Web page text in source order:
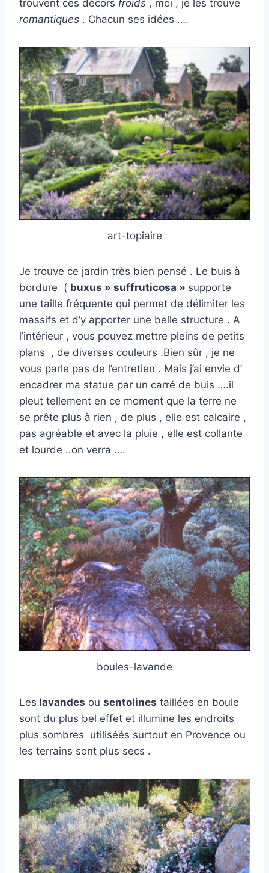
trouvent ces décors froids , moi , je les trouve
romantiques . Chacun ses idées ….
art-topiaire
Je trouve ce jardin très bien pensé . Le buis à
bordure ( buxus » suffruticosa » supporte
une taille fréquente qui permet de délimiter les
massifs et d’y apporter une belle structure . A
l’intérieur , vous pouvez mettre pleins de petits
plans , de diverses couleurs .Bien sûr , je ne
vous parle pas de l’entretien . Mais j’ai envie d’
encadrer ma statue par un carré de buis ….il
pleut tellement en ce moment que la terre ne
se prête plus à rien , de plus , elle est calcaire ,
pas agréable et avec la pluie , elle est collante
et lourde ..on verra ….
boules-lavande
Les lavandes ou sentolines taillées en boule
sont du plus bel effet et illumine les endroits
plus sombres utiliséés surtout en Provence ou
les terrains sont plus secs .